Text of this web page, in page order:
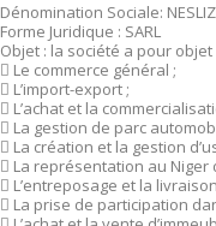
Dénomination Sociale:
Forme Juridique : SARL
Objet : la société a pour objet
 Le commerce général ;
 L’import-export ;
 L’achat et la
 La gestion de parc
 La création et la gestion
 La représentation au
 L’entreposage et la
 La prise de participation